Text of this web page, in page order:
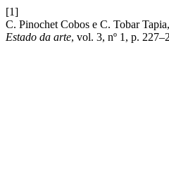
[1]
C. Pinochet Cobos e C. Tobar
Estado da arte, vol. 3, nº 1, p.